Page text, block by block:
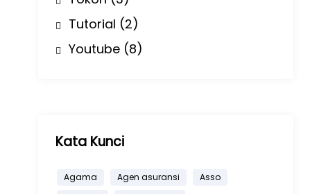
Tutorial (2)
Youtube (8)
Kata Kunci
Agama Agen asuransi
Asso